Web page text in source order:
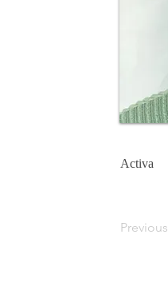
Activa
Previous